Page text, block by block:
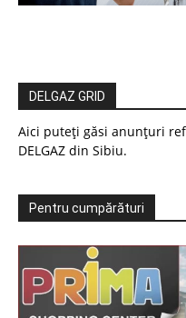
DELGAZ GRID
Aici puteți găsi anunțuri
DELGAZ din Sibiu.
Pentru cumpărături